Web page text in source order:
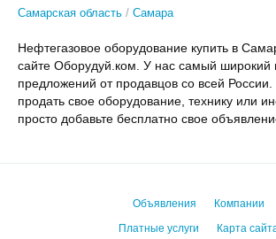
Самарская область Самара
Нефтегазовое оборудование купить в
сайте Оборудуй.ком. У нас самый широкий
предложений от продавцов со всей
продать свое оборудование, технику или
просто добавьте бесплатно свое
Объявления
Компании
Платные услуги
Карта